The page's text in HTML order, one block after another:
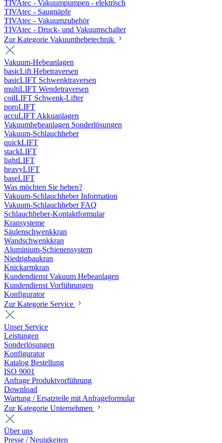
TIVAtec - Vakuumpumpen - elektrisch
TIVAtec - Saugnäpfe
TIVAtec - Vakuumzubehör
TIVAtec - Druck- und Vakuumschalter
Zur Kategorie Vakuumhebetechnik
Vakuum-Hebeanlagen
basicLift Hebetraversen
basicLIFT Schwenktraversen
multiLIFT Wendetraversen
coilLIFT Schwenk-Lifter
poroLIFT
accuLIFT Akkuanlagen
Vakuumhebeanlagen Sonderlösungen
Vakuum-Schlauchheber
quickLIFT
stackLIFT
lightLIFT
heavyLIFT
baseLIFT
Was möchten Sie heben?
Vakuum-Schlauchheber Information
Vakuum-Schlauchheber FAQ
Schlauchheber-Kontaktformular
Kransysteme
Säulenschwenkkran
Wandschwenkkran
Aluminium-Schienensystem
Niedrigbaukran
Knickarmkran
Kundendienst Vakuum Hebeanlagen
Kundendienst Vorführungen
Konfigurator
Zur Kategorie Service
Unser Service
Leistungen
Sonderlösungen
Konfigurator
Katalog Bestellung
ISO 9001
Anfrage Produktvorführung
Download
Wartung / Ersatzteile mit Anfrageformular
Zur Kategorie Unternehmen
Über uns
Presse / Neuigkeiten